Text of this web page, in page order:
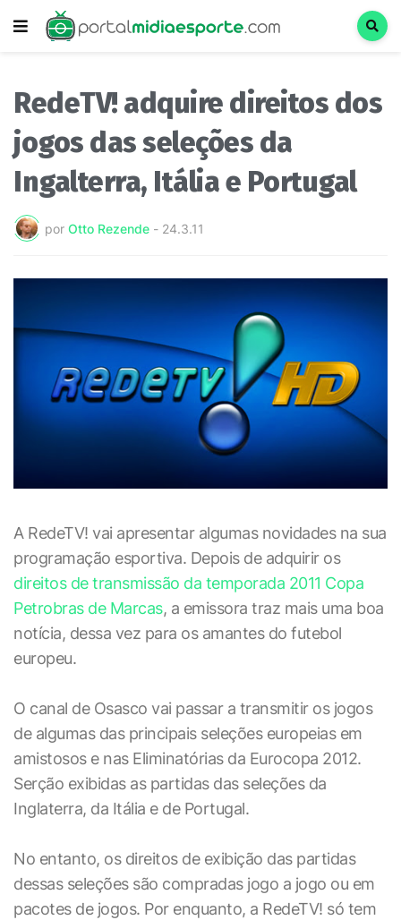
RedeTV! adquire direitos dos
jogos das seleções da
Ingalterra, Itália e Portugal
por Otto Rezende - 24.3.11
A RedeTV! vai apresentar algumas novidades na sua
programação esportiva. Depois de adquirir os
direitos de transmissão da temporada 2011 Copa
Petrobras de Marcas, a emissora traz mais uma boa
notícia, dessa vez para os amantes do futebol
europeu.
O canal de Osasco vai passar a transmitir os jogos
de algumas das principais seleções europeias em
amistosos e nas Eliminatórias da Eurocopa 2012.
Serção exibidas as partidas das seleções da
Inglaterra, da Itália e de Portugal.
No entanto, os direitos de exibição das partidas
dessas seleções são compradas jogo a jogo ou em
pacotes de jogos. Por enquanto, a RedeTV! só tem